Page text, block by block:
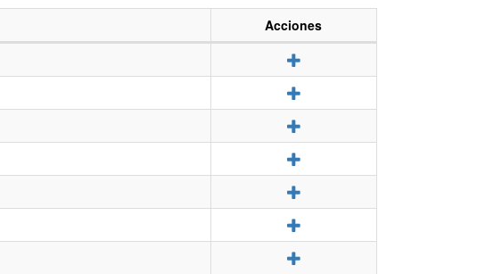
Acciones